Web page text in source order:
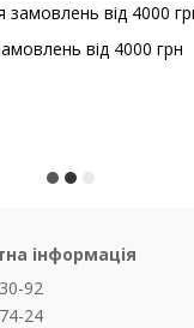
замовлень від 4000
від 4000 грн
інформація
92
24